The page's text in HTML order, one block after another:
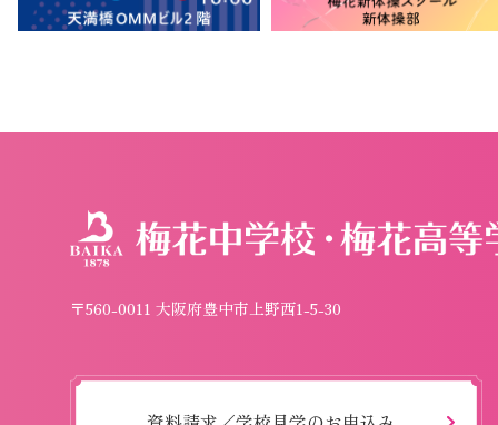
〒560-0011 大阪府豊中市上野西1-5-30